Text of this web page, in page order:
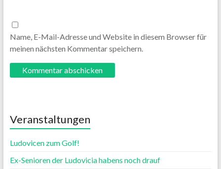
Name, E-Mail-Adresse und Website in diesem Browser für
meinen nächsten Kommentar speichern.
Veranstaltungen
Ludovicen zum Golf!
Ex-Senioren der Ludovicia habens noch drauf